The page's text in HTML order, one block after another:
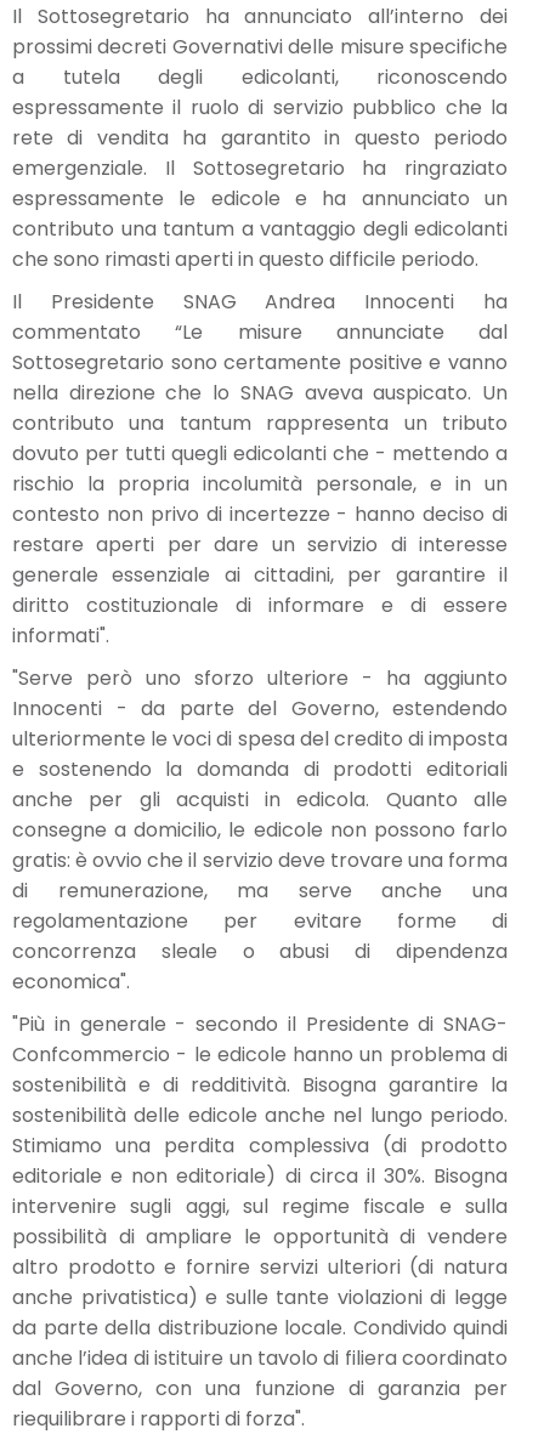
Il Sottosegretario ha annunciato all’interno dei
prossimi decreti Governativi delle misure specifiche
a tutela degli edicolanti, riconoscendo
espressamente il ruolo di servizio pubblico che la
rete di vendita ha garantito in questo periodo
emergenziale. Il Sottosegretario ha ringraziato
espressamente le edicole e ha annunciato un
contributo una tantum a vantaggio degli edicolanti
che sono rimasti aperti in questo difficile periodo.
Il Presidente SNAG Andrea Innocenti ha
commentato “Le misure annunciate dal
Sottosegretario sono certamente positive e vanno
nella direzione che lo SNAG aveva auspicato. Un
contributo una tantum rappresenta un tributo
dovuto per tutti quegli edicolanti che - mettendo a
rischio la propria incolumità personale, e in un
contesto non privo di incertezze - hanno deciso di
restare aperti per dare un servizio di interesse
generale essenziale ai cittadini, per garantire il
diritto costituzionale di informare e di essere
informati".
"Serve però uno sforzo ulteriore - ha aggiunto
Innocenti - da parte del Governo, estendendo
ulteriormente le voci di spesa del credito di imposta
e sostenendo la domanda di prodotti editoriali
anche per gli acquisti in edicola. Quanto alle
consegne a domicilio, le edicole non possono farlo
gratis: è ovvio che il servizio deve trovare una forma
di remunerazione, ma serve anche una
regolamentazione per evitare forme di
concorrenza sleale o abusi di dipendenza
economica".
"Più in generale - secondo il Presidente di SNAG-
Confcommercio - le edicole hanno un problema di
sostenibilità e di redditività. Bisogna garantire la
sostenibilità delle edicole anche nel lungo periodo.
Stimiamo una perdita complessiva (di prodotto
editoriale e non editoriale) di circa il 30%. Bisogna
intervenire sugli aggi, sul regime fiscale e sulla
possibilità di ampliare le opportunità di vendere
altro prodotto e fornire servizi ulteriori (di natura
anche privatistica) e sulle tante violazioni di legge
da parte della distribuzione locale. Condivido quindi
anche l’idea di istituire un tavolo di filiera coordinato
dal Governo, con una funzione di garanzia per
riequilibrare i rapporti di forza".